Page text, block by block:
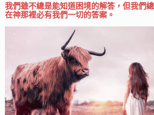
我們雖不總是能知道困境的解答，但我們總
在神那裡必有我們一切的答案。